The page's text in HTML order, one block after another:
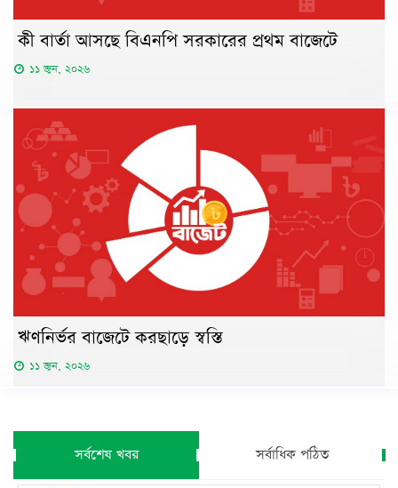
কী বার্তা আসছে বিএনপি সরকারের প্রথম বাজেটে
১১ জুন, ২০২৬
ঋণনির্ভর বাজেটে করছাড়ে স্বস্তি
১১ জুন, ২০২৬
সর্বশেষ খবর সর্বাধিক পঠিত